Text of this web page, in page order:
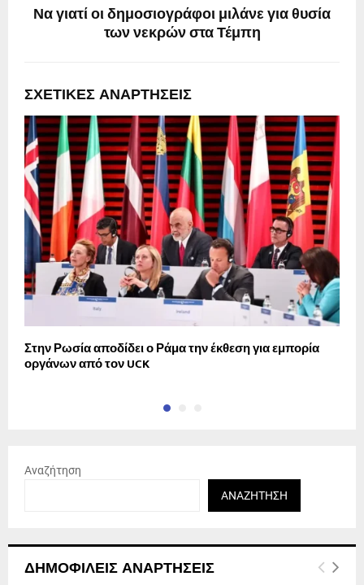
Να γιατί οι δημοσιογράφοι μιλάνε για θυσία
των νεκρών στα Τέμπη
ΣΧΕΤΙΚΈΣ ΑΝΑΡΤΉΣΕΙΣ
Στην Ρωσία αποδίδει ο Ράμα την έκθεση για εμπορία
οργάνων από τον UCK
Αναζήτηση
ΑΝΑΖΉΤΗΣΗ
ΔΗΜΟΦΙΛΕΊΣ ΑΝΑΡΤΉΣΕΙΣ